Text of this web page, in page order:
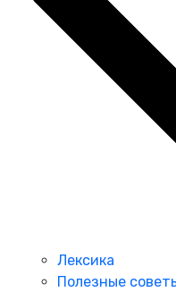
Лексика
Полезные